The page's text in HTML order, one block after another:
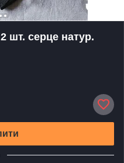
шт. серце натур.